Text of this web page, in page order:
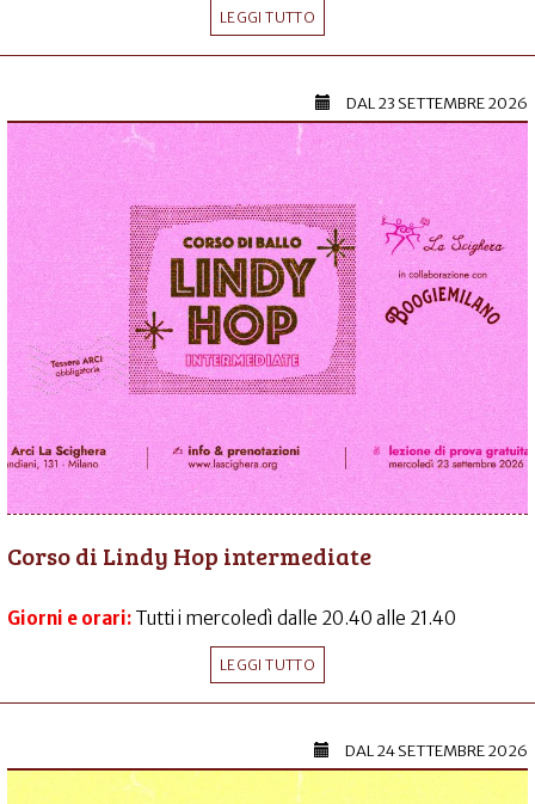
LEGGI TUTTO
DAL23 SETTEMBRE 2026
Corso di Lindy Hop intermediate
Giorni e orari: Tutti i mercoledì dalle 20.40 alle 21.40
LEGGI TUTTO
DAL24 SETTEMBRE 2026